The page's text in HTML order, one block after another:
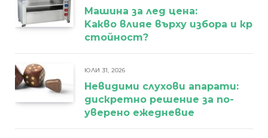
Машина за лед цена:
Kакво влияе върху избора и
стойност?
ЮЛИ 31, 2026
Невидими слухови апарати:
дискретно решение за по-
уверено ежедневие